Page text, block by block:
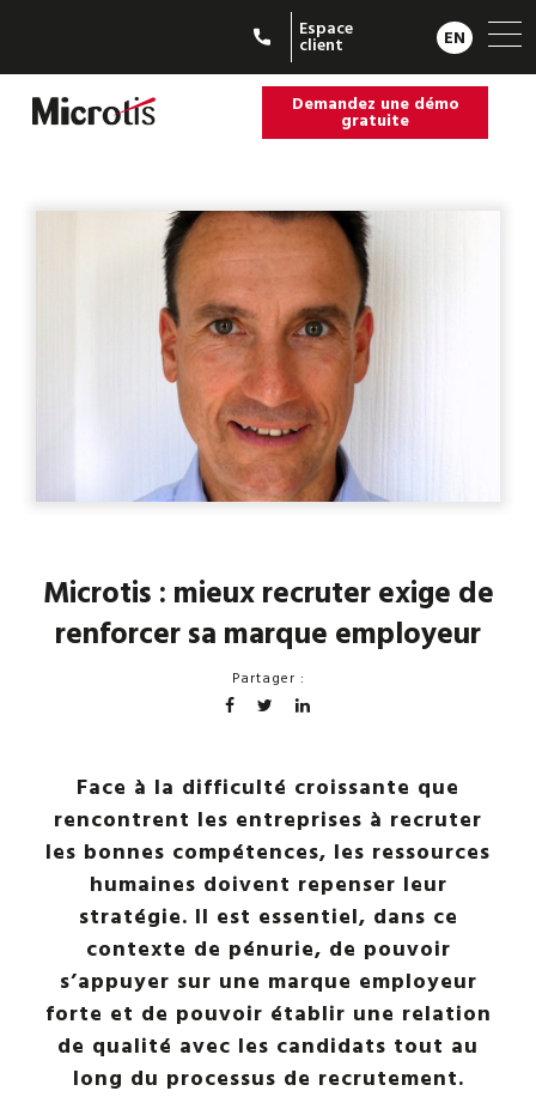
Espace
client EN
Demandez une démo
gratuite
Microtis : mieux recruter exige de
renforcer sa marque employeur
Partager :
Face à la difficulté croissante que
rencontrent les entreprises à recruter
les bonnes compétences, les ressources
humaines doivent repenser leur
stratégie. Il est essentiel, dans ce
contexte de pénurie, de pouvoir
s’appuyer sur une marque employeur
forte et de pouvoir établir une relation
de qualité avec les candidats tout au
long du processus de recrutement.